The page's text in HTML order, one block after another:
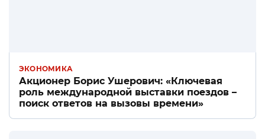
ЭКОНОМИКА
Акционер Борис Ушерович: «Ключевая
роль международной выставки поездов –
поиск ответов на вызовы времени»